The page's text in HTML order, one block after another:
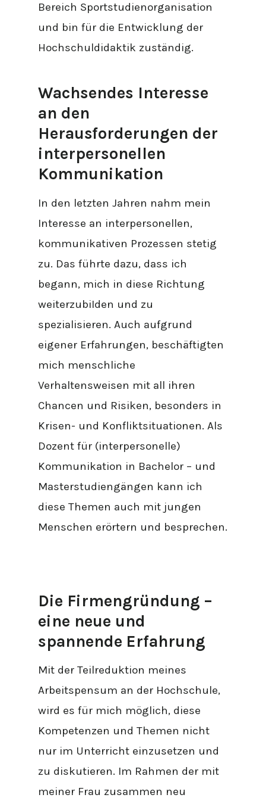
Bereich Sportstudienorganisation
und bin für die Entwicklung der
Hochschuldidaktik zuständig.
Wachsendes Interesse
an den
Herausforderungen der
interpersonellen
Kommunikation
In den letzten Jahren nahm mein
Interesse an interpersonellen,
kommunikativen Prozessen stetig
zu. Das führte dazu, dass ich
begann, mich in diese Richtung
weiterzubiIden und zu
spezialisieren. Auch aufgrund
eigener Erfahrungen, beschäftigten
mich menschliche
Verhaltensweisen mit all ihren
Chancen und Risiken, besonders in
Krisen- und Konfliktsituationen. Als
Dozent für (interpersonelle)
Kommunikation in Bachelor – und
Masterstudiengängen kann ich
diese Themen auch mit jungen
Menschen erörtern und besprechen.
Die Firmengründung –
eine neue und
spannende Erfahrung
Mit der Teilreduktion meines
Arbeitspensum an der Hochschule,
wird es für mich möglich, diese
Kompetenzen und Themen nicht
nur im Unterricht einzusetzen und
zu diskutieren. Im Rahmen der mit
meiner Frau zusammen neu